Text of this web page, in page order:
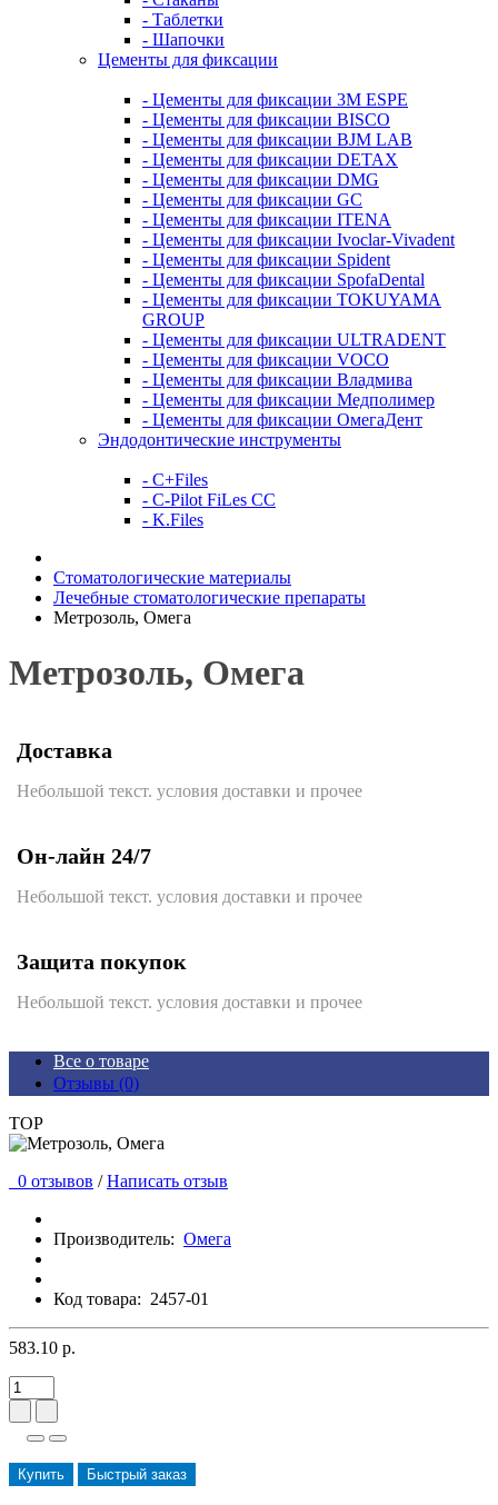
- Таблетки
- Шапочки
Цементы для фиксации
- Цементы для фиксации 3M ESPE
- Цементы для фиксации BISCO
- Цементы для фиксации BJM LAB
- Цементы для фиксации DETAX
- Цементы для фиксации DMG
- Цементы для фиксации GC
- Цементы для фиксации ITENA
- Цементы для фиксации Ivoclar-Vivadent
- Цементы для фиксации Spident
- Цементы для фиксации SpofaDental
- Цементы для фиксации TOKUYAMA
GROUP
- Цементы для фиксации ULTRADENT
- Цементы для фиксации VOCO
- Цементы для фиксации Владмива
- Цементы для фиксации Медполимер
- Цементы для фиксации ОмегаДент
Эндодонтические инструменты
- C+Files
- C-Pilot FiLes CC
- K.Files
Стоматологические материалы
Лечебные стоматологические препараты
Метрозоль, Омега
Метрозоль, Омега
Доставка
Небольшой текст. условия доставки и прочее
Он-лайн 24/7
Небольшой текст. условия доставки и прочее
Защита покупок
Небольшой текст. условия доставки и прочее
Все о товаре
Отзывы (0)
TOP
0 отзывов / Написать отзыв
Производитель: Омега
Код товара: 2457-01
583.10 р.
Купить Быстрый заказ